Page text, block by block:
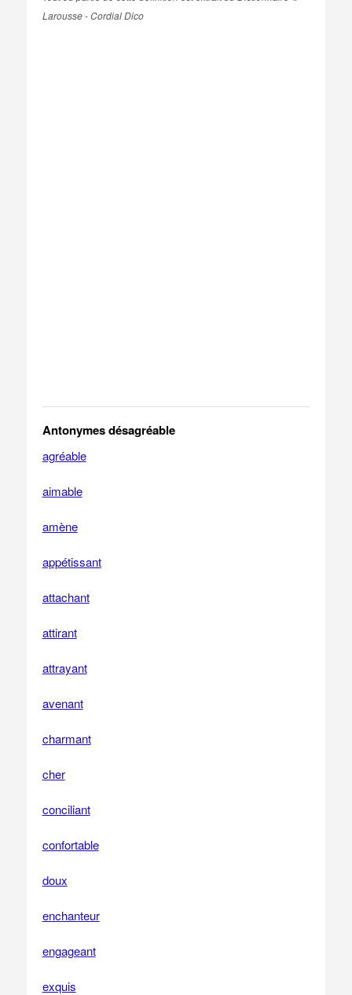
Larousse - Cordial Dico
Antonymes désagréable
agréable
aimable
amène
appétissant
attachant
attirant
attrayant
avenant
charmant
cher
conciliant
confortable
doux
enchanteur
engageant
exquis